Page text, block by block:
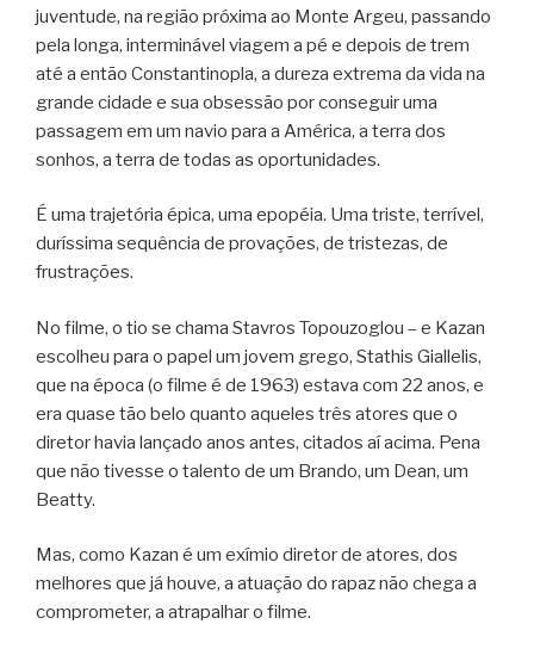
juventude, na região próxima ao Monte Argeu, passando
pela longa, interminável viagem a pé e depois de trem
até a então Constantinopla, a dureza extrema da vida na
grande cidade e sua obsessão por conseguir uma
passagem em um navio para a América, a terra dos
sonhos, a terra de todas as oportunidades.
É uma trajetória épica, uma epopéia. Uma triste, terrível,
duríssima sequência de provações, de tristezas, de
frustrações.
No filme, o tio se chama Stavros Topouzoglou – e Kazan
escolheu para o papel um jovem grego, Stathis Giallelis,
que na época (o filme é de 1963) estava com 22 anos, e
era quase tão belo quanto aqueles três atores que o
diretor havia lançado anos antes, citados aí acima. Pena
que não tivesse o talento de um Brando, um Dean, um
Beatty.
Mas, como Kazan é um exímio diretor de atores, dos
melhores que já houve, a atuação do rapaz não chega a
comprometer, a atrapalhar o filme.